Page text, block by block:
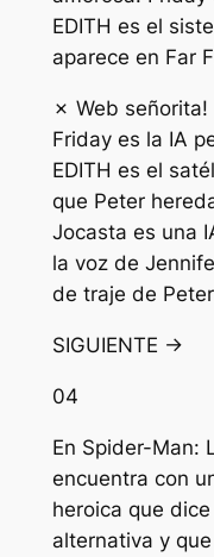
EDITH es el
aparece en Far
✗ Web señorita!
Friday es la IA
EDITH es el
que Peter
Jocasta es una
la voz de
de traje de
SIGUIENTE →
04
En Spider-Man:
encuentra con
heroica que
alternativa y